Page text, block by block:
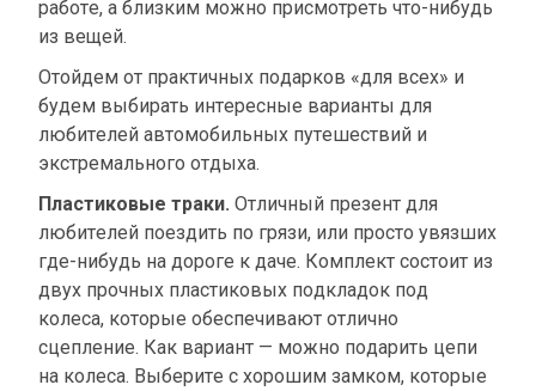
работе, а близким можно присмотреть что-нибудь
из вещей.
Отойдем от практичных подарков «для всех» и
будем выбирать интересные варианты для
любителей автомобильных путешествий и
экстремального отдыха.
Пластиковые траки. Отличный презент для
любителей поездить по грязи, или просто увязших
где-нибудь на дороге к даче. Комплект состоит из
двух прочных пластиковых подкладок под
колеса, которые обеспечивают отлично
сцепление. Как вариант — можно подарить цепи
на колеса. Выберите с хорошим замком, которые